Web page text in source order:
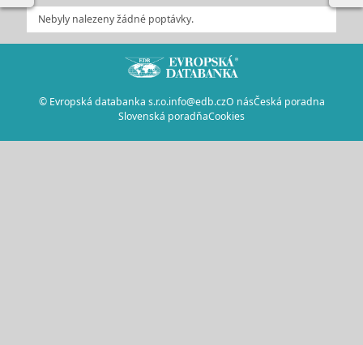
Nebyly nalezeny žádné poptávky.
© Evropská databanka s.r.o.info@edb.czO násČeská poradna
Slovenská poradňaCookies